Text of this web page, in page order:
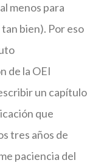
menos para
bien). Por eso
de la OEI
un capítulo
que
tres años de
paciencia del